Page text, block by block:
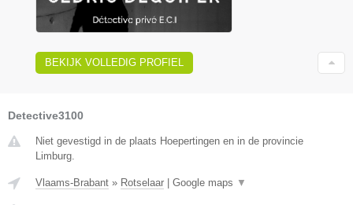
BEKIJK VOLLEDIG PROFIEL
Detective3100
Niet gevestigd in de plaats Hoepertingen en in de provincie
Limburg.
Vlaams-Brabant » Rotselaar Google maps ▼